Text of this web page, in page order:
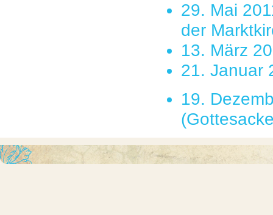
29. Mai
der
13. März
21. Januar
19.